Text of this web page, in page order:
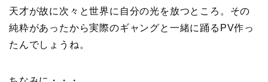
天才が故に次々と世界に自分の光を放つところ。その
純粋があったから実際のギャングと一緒に踊るPV作っ
たんでしょうね。